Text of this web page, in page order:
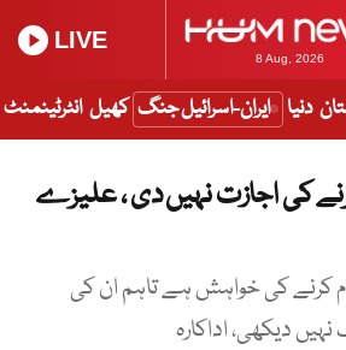
8 Aug, 2026
LIVE
دنیا ایران-اسرائیل جنگ کھیل انٹرٹینمنٹ
کی اجازت نہیں دی ، علیزے
کرنے کی خواہش ہے تاہم ان کی
دیکھی، اداکارہ